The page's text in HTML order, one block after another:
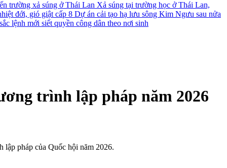
trường xả súng ở Thái Lan Xả súng tại trường học ở Thái Lan,
đới, gió giật cấp 8 Dự án cải tạo hạ lưu sông Kim Ngưu sau nửa
lệnh mới siết quyền công dân theo nơi sinh
trình lập pháp năm 2026
pháp của Quốc hội năm 2026.